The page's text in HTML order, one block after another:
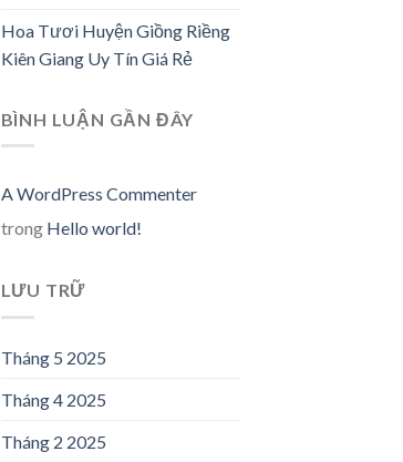
Hoa Tươi Huyện Giồng Riềng
Kiên Giang Uy Tín Giá Rẻ
BÌNH LUẬN GẦN ĐÂY
A WordPress Commenter
trong Hello world!
LƯU TRỮ
Tháng 5 2025
Tháng 4 2025
Tháng 2 2025